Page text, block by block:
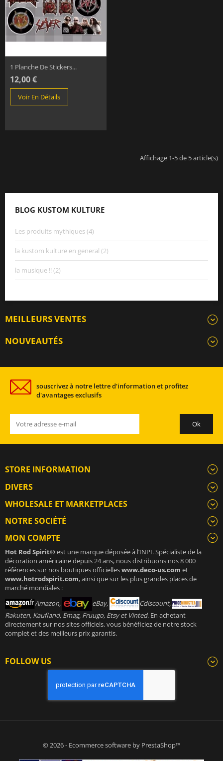
1 Planche De Stickers...
12,00 €
Voir En Détails
Affichage 1-5 de 5 article(s)
BLOG KUSTOM KULTURE
Les produits mythiques (4)
la kustom kulture en general (2)
la musique !! (2)
MEILLEURS VENTES
NOUVEAUTÉS
souscrivez à notre lettre d'information et profitez
d'avantages exclusifs
STORE INFORMATION
DIVERS
WHOLESALE ET MARKETPLACES
NOTRE SOCIÉTÉ
MON COMPTE
Hot Rod Spirit®est une marque déposée à l’INPI. Spécialiste de la
décoration américaine depuis 24 ans, nous distribuons nos 8 000
références sur nos boutiques officielleswww.deco-us.com et
www.hotrodspirit.com, ainsi que sur les plus grandes places de
marché mondiales :
Amazon,
eBay,
Cdiscount,
Rakuten, Kaufland, Emag, Fruugo, Etsy et Vinted. En achetant
directement sur nos sites officiels, vous bénéficiez de notre stock
complet et des meilleurs prix garantis.
FOLLOW US
© 2026 - Ecommerce software by PrestaShop™